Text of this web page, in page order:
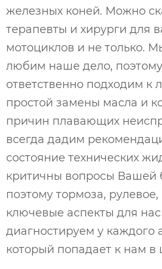
железных коней. Можно
терапевты и хирурги для
мотоциклов и не только.
любим наше дело,
ответственно подходим к
простой замены масла и
причин плавающих
всегда дадим
состояние технических
критичны вопросы Вашей
поэтому тормоза, рулевое,
ключевые аспекты для
диагностируем у каждого
который попадает к нам в